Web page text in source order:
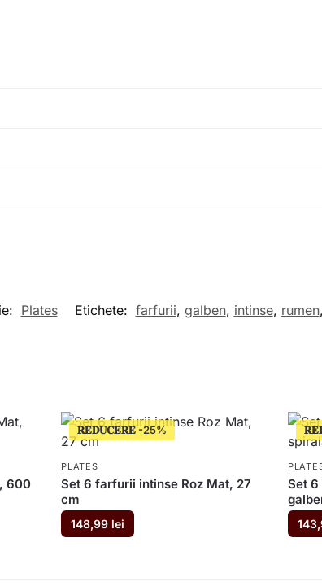
Plates Etichete: farfurii, galben, intinse, rumen,
600
𝐑𝐄𝐃𝐔𝐂𝐄𝐑𝐄
PLATES
Set 6 farfurii intinse Roz Mat, 27
cm
148,99 lei
Set